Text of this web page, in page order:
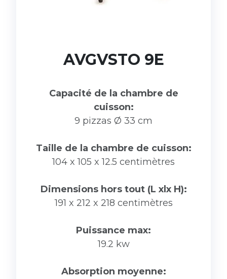
AVGVSTO 9E
Capacité de la chambre de
cuisson:
9 pizzas Ø 33 cm
Taille de la chambre de cuisson:
104 x 105 x 12.5 centimètres
Dimensions hors tout (L xlx H):
191 x 212 x 218 centimètres
Puissance max:
19.2 kw
Absorption moyenne: